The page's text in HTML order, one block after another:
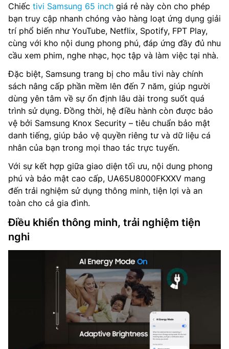
Chiếc tivi Samsung 65 inch giá rẻ này còn cho phép
bạn truy cập nhanh chóng vào hàng loạt ứng dụng giải
trí phổ biến như YouTube, Netflix, Spotify, FPT Play,
cùng với kho nội dung phong phú, đáp ứng đầy đủ nhu
cầu xem phim, nghe nhạc, học tập và làm việc tại nhà.
Đặc biệt, Samsung trang bị cho mẫu tivi này chính
sách nâng cấp phần mềm lên đến 7 năm, giúp người
dùng yên tâm về sự ổn định lâu dài trong suốt quá
trình sử dụng. Đồng thời, hệ điều hành còn được bảo
vệ bởi Samsung Knox Security – tiêu chuẩn bảo mật
danh tiếng, giúp bảo vệ quyền riêng tư và dữ liệu cá
nhân của bạn trong mọi thao tác trực tuyến.
Với sự kết hợp giữa giao diện tối ưu, nội dung phong
phú và bảo mật cao cấp, UA65U8000FKXXV mang
đến trải nghiệm sử dụng thông minh, tiện lợi và an
toàn cho cả gia đình.
Điều khiển thông minh, trải nghiệm tiện
nghi